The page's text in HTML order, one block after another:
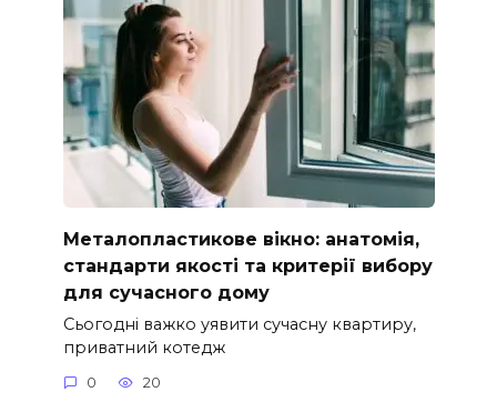
Металопластикове вікно: анатомія,
стандарти якості та критерії вибору
для сучасного дому
Сьогодні важко уявити сучасну квартиру,
приватний котедж
0 20